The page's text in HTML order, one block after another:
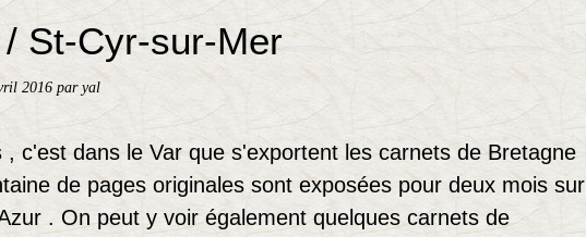
St-Cyr-sur-Mer
2016 par yal
, c'est dans le Var que s'exportent les carnets de Bretagne
de pages originales sont exposées pour deux mois sur
. On peut y voir également quelques carnets de